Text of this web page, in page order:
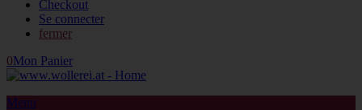
Checkout
Se connecter
fermer
0Mon Panier
Menu